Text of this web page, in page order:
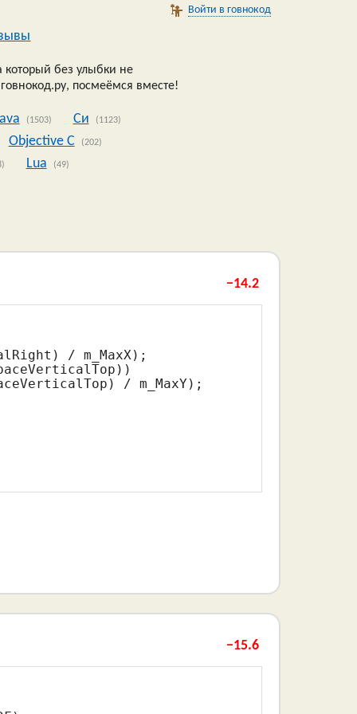
Войти в говнокод
без улыбки не
посмеёмся вместе!
(1503) Си (1123)
Objective C (202)
Lua (49)
−14.2
/ m_MaxX);
/ m_MaxY);
−15.6